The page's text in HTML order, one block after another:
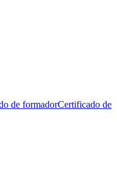
de formadorCertificado de